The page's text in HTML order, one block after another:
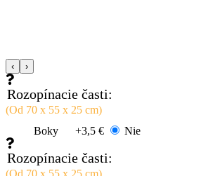
‹ ›
Rozopínacie časti:
(Od 70 x 55 x 25 cm)
Boky
+3,5 € Nie
Rozopínacie časti:
(Od 70 x 55 x 25 cm)